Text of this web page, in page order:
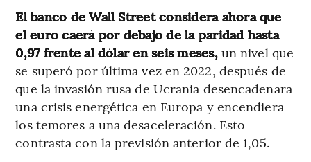
El banco de Wall Street considera ahora que
el euro caerá por debajo de la paridad hasta
0,97 frente al dólar en seis meses,un nivel que
se superó por última vez en 2022, después de
que la invasión rusa de Ucrania desencadenara
una crisis energética en Europa y encendiera
los temores a una desaceleración. Esto
contrasta con la previsión anterior de 1,05.